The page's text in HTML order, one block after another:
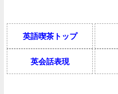
英語喫茶トップ
英会話表現